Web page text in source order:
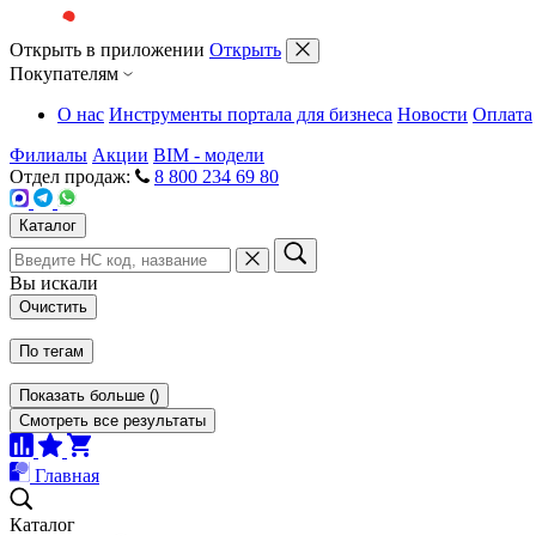
Открыть в приложении Открыть
Покупателям
О нас Инструменты портала для бизнеса Новости Оплата
Филиалы Акции BIM - модели
Отдел продаж:
8 800 234 69 80
Каталог
Вы искали
Очистить
По тегам
Показать больше ()
Смотреть все результаты
Главная
Каталог